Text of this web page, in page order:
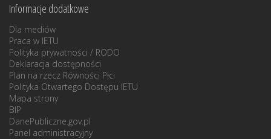
Informacje dodatkowe
Dla mediów
Praca w IETU
Polityka prywatności / RODO
Deklaracja dostępności
Plan na rzecz Równości Płci
Polityka Otwartego Dostępu IETU
Mapa strony
BIP
DanePubliczne.gov.pl
Panel administracyjny